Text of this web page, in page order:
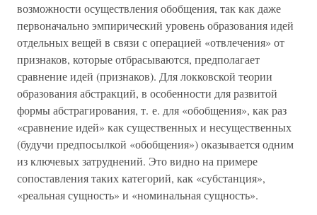
возможности осуществления обобщения, так как даже
первоначально эмпирический уровень образования идей
отдельных вещей в связи с операцией «отвлечения» от
признаков, которые отбрасываются, предполагает
сравнение идей (признаков). Для локковской теории
образования абстракций, в особенности для развитой
формы абстрагирования, т. е. для «обобщения», как раз
«сравнение идей» как существенных и несущественных
(будучи предпосылкой «обобщения») оказывается одним
из ключевых затруднений. Это видно на примере
сопоставления таких категорий, как «субстанция»,
«реальная сущность» и «номинальная сущность».